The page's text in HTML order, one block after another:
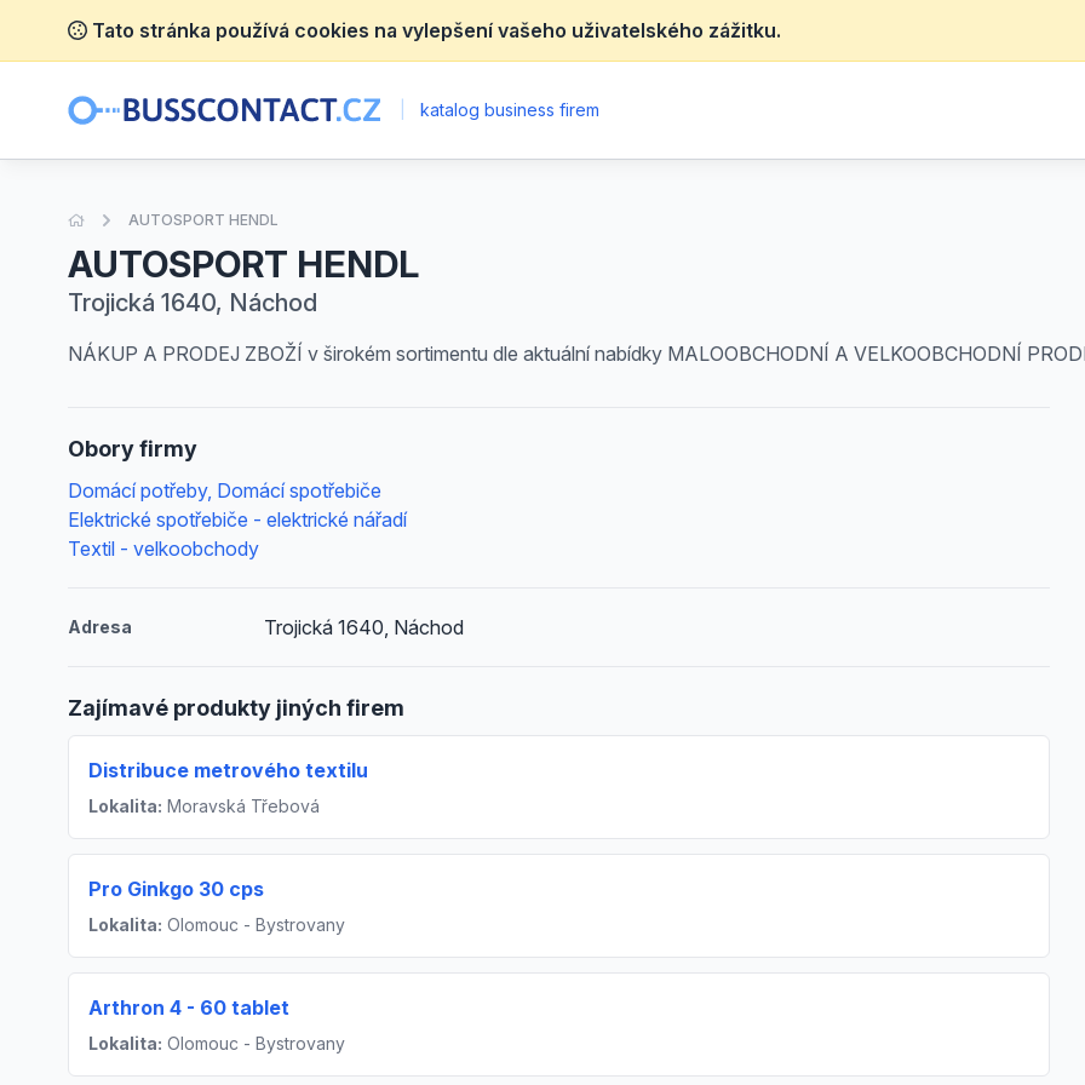
Tato stránka používá cookies na vylepšení vašeho uživatelského zážitku.
katalog business firem
Úvodní stránka
AUTOSPORT HENDL
AUTOSPORT HENDL
Trojická 1640, Náchod
NÁKUP A PRODEJ ZBOŽÍ v širokém sortimentu dle aktuální nabídky MALOOBCHODNÍ A VELKOOBCHODNÍ
Obory firmy
Domácí potřeby, Domácí spotřebiče
Elektrické spotřebiče - elektrické nářadí
Textil - velkoobchody
Adresa Trojická 1640, Náchod
Zajímavé produkty jiných firem
Distribuce metrového textilu
Lokalita: Moravská Třebová
Pro Ginkgo 30 cps
Lokalita: Olomouc - Bystrovany
Arthron 4 - 60 tablet
Lokalita: Olomouc - Bystrovany